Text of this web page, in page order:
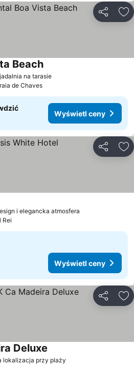
na tarasieWyświetl ceny
BeachWyświetl ceny
de Chaves
Wyświetl ceny
i elegancka atmosfera
ceny
Rei
Wyświetl ceny
lokalizacja przy plaży
Deluxe